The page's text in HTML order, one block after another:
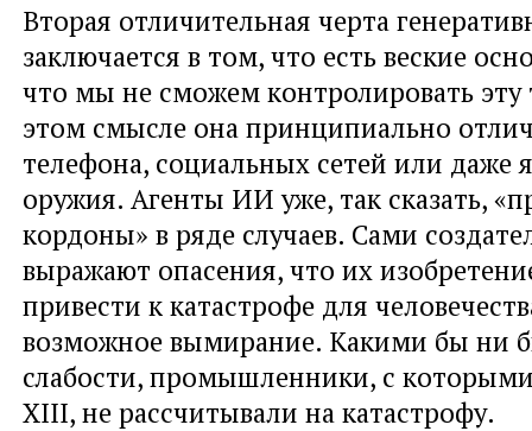
Вторая отличительная черта
заключается в том, что есть веские
что мы не сможем контролировать эту
этом смысле она принципиально
телефона, социальных сетей или даже
оружия. Агенты ИИ уже, так сказать,
кордоны» в ряде случаев. Сами
выражают опасения, что их
привести к катастрофе для
возможное вымирание. Какими бы ни
слабости, промышленники, с
XIII, не рассчитывали на катастрофу.